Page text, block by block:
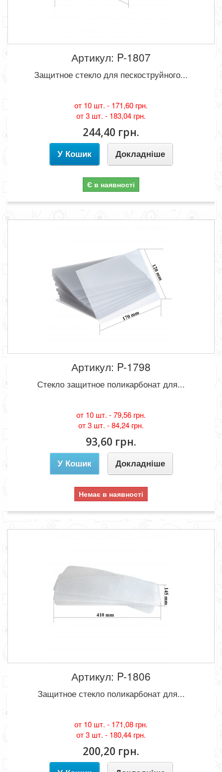
Артикул: P-1807
Защитное стекло для пескоструйного...
от 10 шт. - 171,60 грн.
от 3 шт. - 183,04 грн.
244,40 грн.
У Кошик Докладніше
Є в наявності
Артикул: P-1798
Стекло защитное поликарбонат для...
от 10 шт. -79,56 грн.
от 3 шт. -84,24 грн.
93,60 грн.
У Кошик Докладніше
Немає в наявності
Артикул: P-1806
Защитное стекло поликарбонат для...
от 10 шт. - 171,08 грн.
от 3 шт. - 180,44 грн.
200,20 грн.